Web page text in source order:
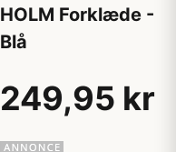
HOLM Forklæde -
Blå
249,95 kr